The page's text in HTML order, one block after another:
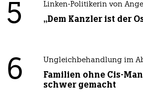
5 Linken-Politikerin von
„Dem Kanzler ist der
6 Ungleichbehandlung im
Familien ohne Cis-
schwer gemacht